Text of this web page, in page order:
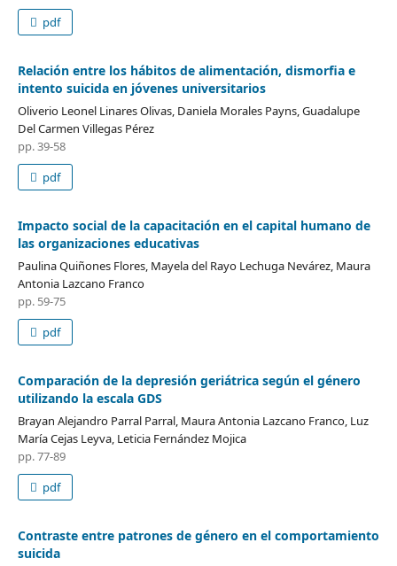
pdf
Relación entre los hábitos de alimentación, dismorfia e
intento suicida en jóvenes universitarios
Oliverio Leonel Linares Olivas, Daniela Morales Payns, Guadalupe
Del Carmen Villegas Pérez
pp. 39-58
pdf
Impacto social de la capacitación en el capital humano de
las organizaciones educativas
Paulina Quiñones Flores, Mayela del Rayo Lechuga Nevárez, Maura
Antonia Lazcano Franco
pp. 59-75
pdf
Comparación de la depresión geriátrica según el género
utilizando la escala GDS
Brayan Alejandro Parral Parral, Maura Antonia Lazcano Franco, Luz
María Cejas Leyva, Leticia Fernández Mojica
pp. 77-89
pdf
Contraste entre patrones de género en el comportamiento
suicida